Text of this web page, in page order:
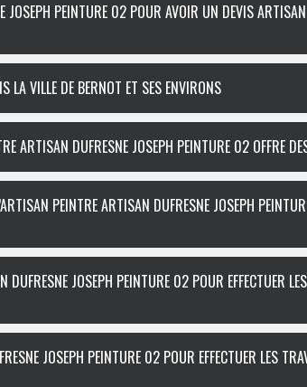
JOSEPH PEINTURE 02 POUR AVOIR UN DEVIS
LA VILLE DE BERNOT ET SES ENVIRONS
ARTISAN DUFRESNE JOSEPH PEINTURE 02 OFFRE
PEINTRE ARTISAN DUFRESNE JOSEPH
DUFRESNE JOSEPH PEINTURE 02 POUR EFFECTUER
JOSEPH PEINTURE 02 POUR EFFECTUER LES